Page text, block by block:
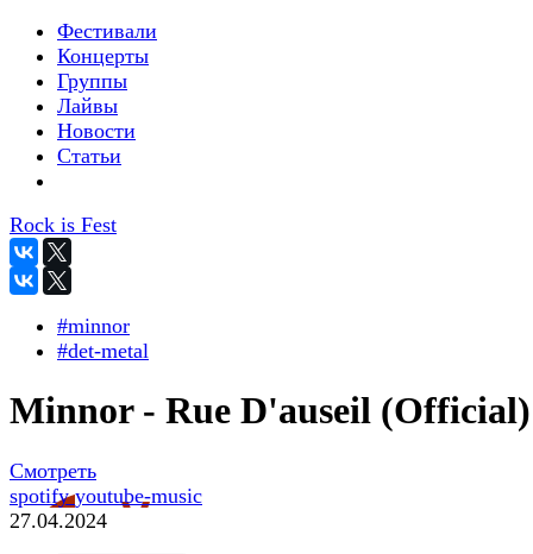
Фестивали
Концерты
Группы
Лайвы
Новости
Статьи
Rock is Fest
#minnor
#det-metal
Minnor - Rue D'auseil (Official)
Смотреть
spotifyyoutube-music
27.04.2024